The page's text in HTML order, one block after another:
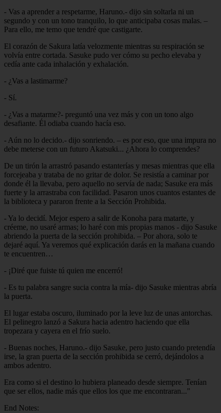
- Vas a aprender a respetarme, Haruno.- dijo sin soltarla ni un
segundo y con un tono tranquilo, lo que anticipaba cosas malas. –
Para ello, me temo que tendré que castigarte.
El corazón de Sakura latía velozmente mientras su respiración se
volvía entre cortada. Sasuke pudo ver cómo su pecho elevaba y
cedía ante cada inhalación y exhalación.
- ¿Vas a lastimarme?
- Sí.
- ¿Vas a matarme?- preguntó una vez más y con un tono algo
desafiante. Él odiaba cuando hacía eso.
- Aún no lo decido.- dijo sonriendo. – es por eso, que una impura no
debe meterse con un futuro Akatsuki... ¿Ahora lo comprendes?
De un tirón la arrastró pasando estanterías y mesas mientras que ella
forcejeaba y trataba de no gritar de dolor. Se resistía a caminar por
donde él la llevaba, pero aquello no servía de nada; Sasuke era más
fuerte y la arrastraba con facilidad. Pasaron unos cuantos estantes de
la biblioteca y pararon frente a la Sección Prohibida.
- Ya lo decidí. Mejor espero a salir de Konoha para matarte, y
créeme, no usaré armas; lo haré con mis propias manos - dijo Sasuke
abriendo la puerta de la sección prohibida. – Por ahora, solo te
dejaré aquí. Ya veremos qué explicación darás en la mañana cuando
te encuentren…
- ¡Diré que fuiste tú quien me encerró!
- Es tu palabra sangre sucia contra la mía- dijo Sasuke mientras abría
la puerta.
El lugar estaba oscuro, iluminado por la leve luz de unas antorchas.
El pelinegro lanzó a Sakura hacia adentro haciendo que ella
tropezara y cayera en el frío suelo.
- Buenas noches, Haruno.- dijo Sasuke, pero justo cuando pretendía
irse, la gran puerta de la sección prohibida se cerró, dejándolos a
ambos adentro.
Era como si el destino lo hubiera planeado desde siempre. Tenían
que ser ellos, nadie más que ellos los que me encontraran..."
End Notes: